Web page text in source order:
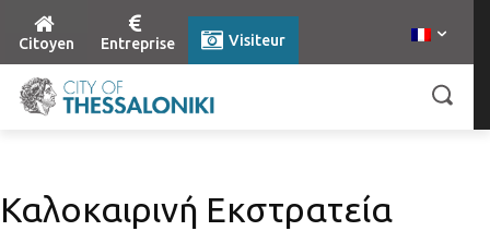
Citoyen Entreprise Visiteur
Καλοκαιρινή Εκστρατεία